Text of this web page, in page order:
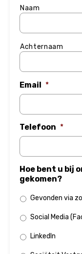
Naam
Achternaam
Email *
Telefoon *
Hoe bent u bij
gekomen?
Gevonden via
Social Media
LinkedIn